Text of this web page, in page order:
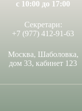
с 10:00 до 17:00
Секретари:
+7 (977) 412-91-63
Москва, Шаболовка,
дом 33, кабинет 123